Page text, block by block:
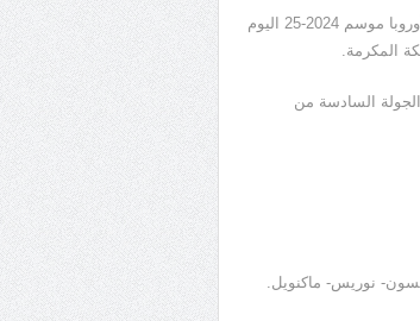
من المقرر أن تنطلق مباراة ليفربول وجيرونا في إطار منافسات مسابقة دوري أبطال أوروبا موسم 2024-25 اليوم
المكرمة.
السادسة من
نوريس- ماكنويل.